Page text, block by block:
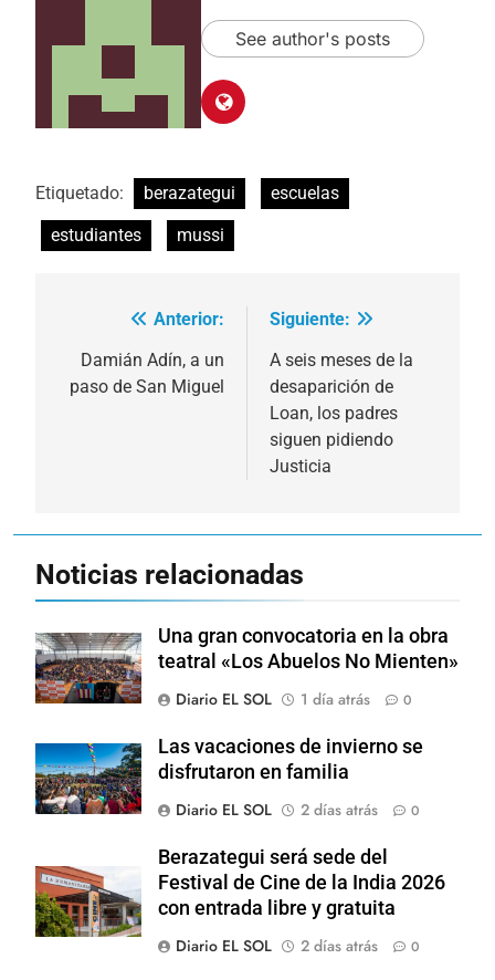
See author's posts
Etiquetado: berazategui
escuelas
estudiantes
mussi
Navegación
de
entradas
Anterior:
Damián Adín, a un
paso de San Miguel
Siguiente:
A seis meses de la
desaparición de
Loan, los padres
siguen pidiendo
Justicia
Noticias relacionadas
Una gran convocatoria en la obra
teatral «Los Abuelos No Mienten»
Diario EL SOL
1 día atrás 0
Las vacaciones de invierno se
disfrutaron en familia
Diario EL SOL
2 días atrás 0
Berazategui será sede del
Festival de Cine de la India 2026
con entrada libre y gratuita
Diario EL SOL
2 días atrás 0